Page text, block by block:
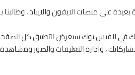
على منصات الايفون والايباد ، وطالبنا
الفيس بوك سيعرض التطبيق كل الصفحات
، وادارة التعليقات والصور